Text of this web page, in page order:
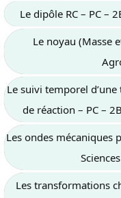
Le dipôle RC – PC –
Le noyau (Masse
Le suivi temporel
de réaction – PC –
Les ondes mécaniques
Les transformations